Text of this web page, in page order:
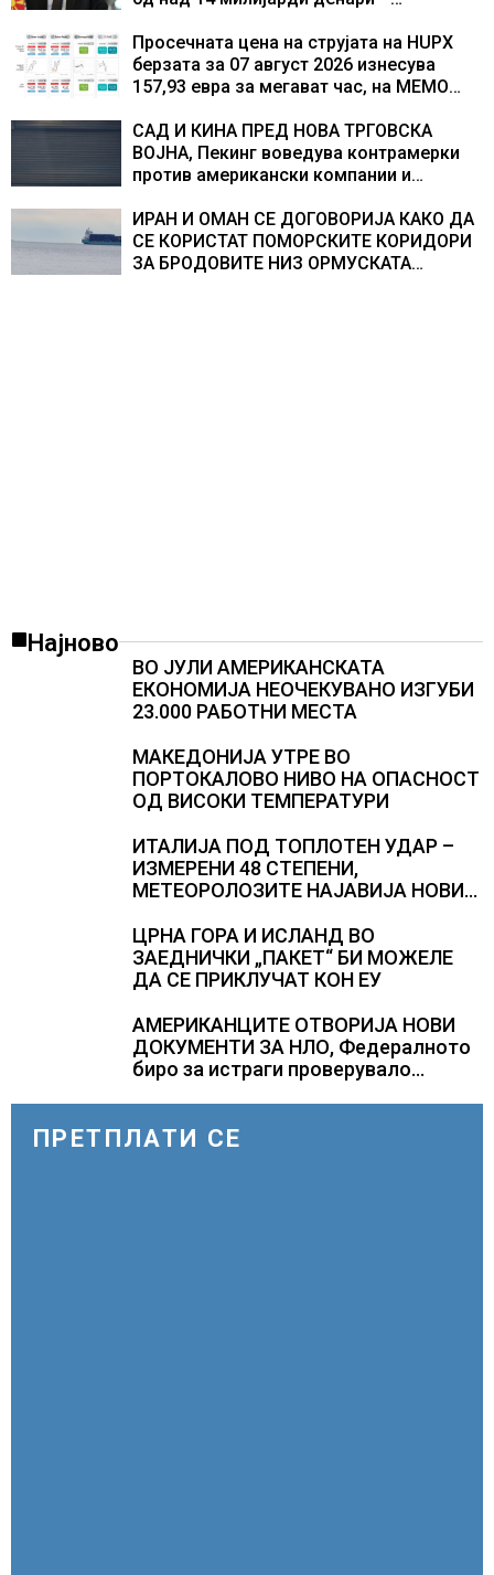
резултати
Просечната цена на струјата на HUPX
берзата за 07 август 2026 изнесува
157,93 евра за мегават час, на МЕМО
САД И КИНА ПРЕД НОВА ТРГОВСКА
ВОЈНА, Пекинг воведува контрамерки
против американски компании и
ИРАН И ОМАН СЕ ДОГОВОРИЈА КАКО ДА
СЕ КОРИСТАТ ПОМОРСКИТЕ КОРИДОРИ
ЗА БРОДОВИТЕ НИЗ ОРМУСКАТА
Најново
ВО ЈУЛИ АМЕРИКАНСКАТА
ЕКОНОМИЈА НЕОЧЕКУВАНО ИЗГУБИ
23.000 РАБОТНИ МЕСТА
МАКЕДОНИЈА УТРЕ ВО
ПОРТОКАЛОВО НИВО НА ОПАСНОСТ
ОД ВИСОКИ ТЕМПЕРАТУРИ
ИТАЛИЈА ПОД ТОПЛОТЕН УДАР –
ИЗМЕРЕНИ 48 СТЕПЕНИ,
МЕТЕОРОЛОЗИТЕ НАЈАВИЈА НОВИ
АВГУСТ
ЦРНА ГОРА И ИСЛАНД ВО
ЗАЕДНИЧКИ „ПАКЕТ“ БИ МОЖЕЛЕ
ДА СЕ ПРИКЛУЧАТ КОН ЕУ
АМЕРИКАНЦИТЕ ОТВОРИЈА НОВИ
ДОКУМЕНТИ ЗА НЛО, Федералното
биро за истраги проверувало
ПРЕТПЛАТИ СЕ